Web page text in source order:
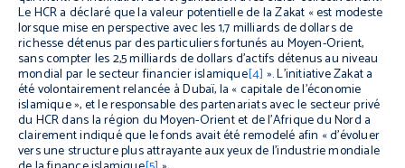
Le HCR a déclaré que la valeur potentielle de la Zakat « est modeste
lorsque mise en perspective avec les 1,7 milliards de dollars de
richesse détenus par des particuliers fortunés au Moyen-Orient,
sans compter les 2,5 milliards de dollars d’actifs détenus au niveau
mondial par le secteur financier islamique[4] ». L’initiative Zakat a
été volontairement relancée à Dubaï, la « capitale de l’économie
islamique », et le responsable des partenariats avec le secteur privé
du HCR dans la région du Moyen-Orient et de l’Afrique du Nord a
clairement indiqué que le fonds avait été remodelé afin « d’évoluer
vers une structure plus attrayante aux yeux de l’industrie mondiale